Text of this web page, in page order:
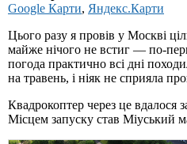
Google Карти, Яндекс.Карти
Цього разу я провів у Москві
майже нічого не встиг — по-
погода практично всі дні
на травень, і ніяк не сприяла
Квадрокоптер через це вдалося
Місцем запуску став Міуський